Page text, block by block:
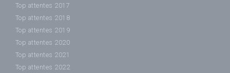
Top attentes 2017
Top attentes 2018
Top attentes 2019
Top attentes 2020
Top attentes 2021
Top attentes 2022